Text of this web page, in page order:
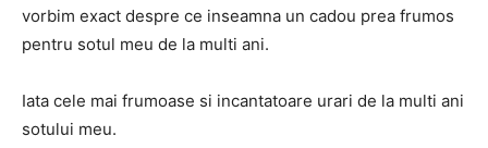
vorbim exact despre ce inseamna un cadou prea frumos
pentru sotul meu de la multi ani.
Iata cele mai frumoase si incantatoare urari de la multi ani
sotului meu.